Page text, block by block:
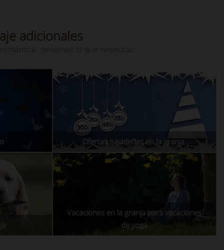
adicionales
¡tenemos lo que necesitas!
Ofertas navideñas en la granja.
Vacaciones en la granja para vacaciones
de yoga